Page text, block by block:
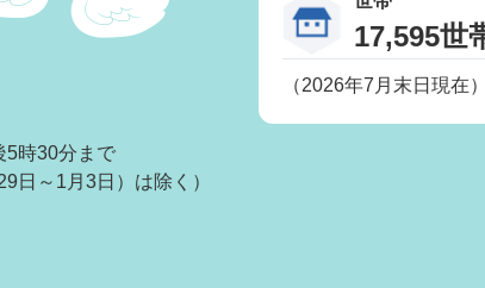
5時30分まで
日～1月3日）は除く）
17,595世
（2026年7月末日現在